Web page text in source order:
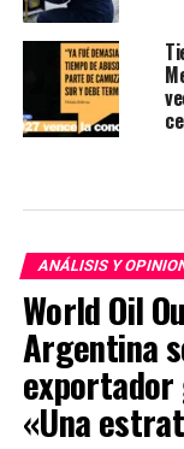
ANÁLISIS Y
World Oil
Argentina
exportador
«Una